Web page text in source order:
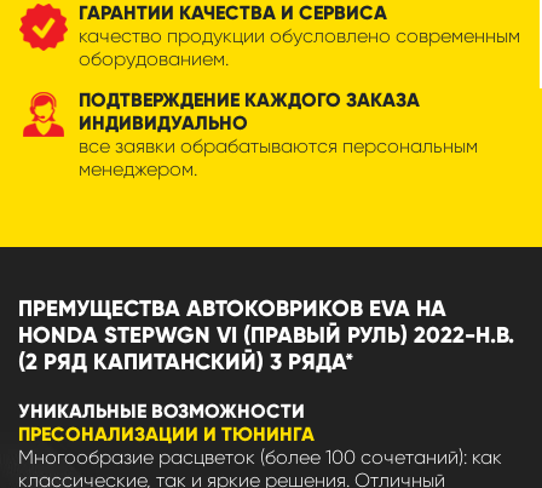
ГАРАНТИИ КАЧЕСТВА И СЕРВИСА
качество продукции обусловлено современным
оборудованием.
ПОДТВЕРЖДЕНИЕ КАЖДОГО ЗАКАЗА
ИНДИВИДУАЛЬНО
все заявки обрабатываются персональным
менеджером.
ПРЕМУЩЕСТВА АВТОКОВРИКОВ EVA НА
HONDA STEPWGN VI (ПРАВЫЙ РУЛЬ) 2022-Н.В.
(2 РЯД КАПИТАНСКИЙ) 3 РЯДА*
УНИКАЛЬНЫЕ ВОЗМОЖНОСТИ
ПРЕСОНАЛИЗАЦИИ И ТЮНИНГА
Многообразие расцветок (более 100 сочетаний): как
классические, так и яркие решения. Отличный